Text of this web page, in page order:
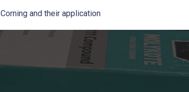
and their application